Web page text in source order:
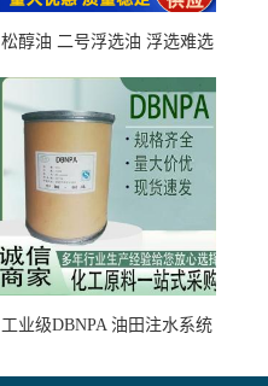
松醇油 二号浮选油 浮选难选
工业级DBNPA 油田注水系统